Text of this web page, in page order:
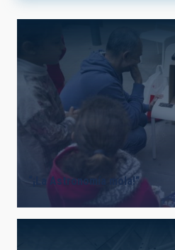
LÍNEAS DE INVESTIGACIÓN
LÍNEAS DE INSTRUMENTACIÓN
“¡La Astronomía mola!”